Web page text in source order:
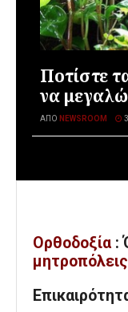
Ποτίστε
να
ΑΠΌ NEWSROOM
Ορθοδοξία :
μητροπόλεις